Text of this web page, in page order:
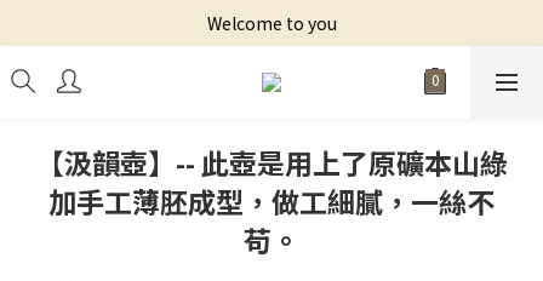
Welcome to you
【汲韻壺】-- 此壺是用上了原礦本山綠
加手工薄胚成型，做工細膩，一絲不
苟。